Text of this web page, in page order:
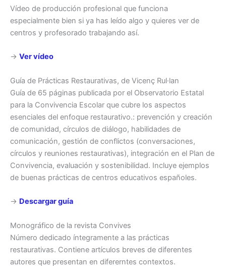
Vídeo de producción profesional que funciona
especialmente bien si ya has leído algo y quieres ver de
centros y profesorado trabajando así.
→ Ver vídeo
Guía de Prácticas Restaurativas, de Vicenç Rul·lan
Guía de 65 páginas publicada por el Observatorio Estatal
para la Convivencia Escolar que cubre los aspectos
esenciales del enfoque restaurativo.: prevención y creación
de comunidad, círculos de diálogo, habilidades de
comunicación, gestión de conflictos (conversaciones,
círculos y reuniones restaurativas), integración en el Plan de
Convivencia, evaluación y sostenibilidad. Incluye ejemplos
de buenas prácticas de centros educativos españoles.
→ Descargar guía
Monográfico de la revista Convives
Número dedicado íntegramente a las prácticas
restaurativas. Contiene artículos breves de diferentes
autores que presentan en difererntes contextos.